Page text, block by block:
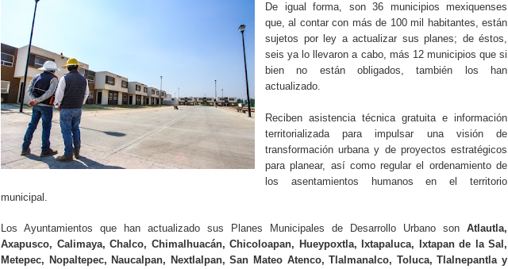
De igual forma, son 36 municipios mexiquenses
que, al contar con más de 100 mil habitantes, están
sujetos por ley a actualizar sus planes; de éstos,
seis ya lo llevaron a cabo, más 12 municipios que si
bien no están obligados, también los han
actualizado.
Reciben asistencia técnica gratuita e información
territorializada para impulsar una visión de
transformación urbana y de proyectos estratégicos
para planear, así como regular el ordenamiento de
los asentamientos humanos en el territorio
municipal.
Los Ayuntamientos que han actualizado sus Planes Municipales de Desarrollo Urbano son Atlautla,
Axapusco, Calimaya, Chalco, Chimalhuacán, Chicoloapan, Hueypoxtla, Ixtapaluca, Ixtapan de la Sal,
Metepec, Nopaltepec, Naucalpan, Nextlalpan, San Mateo Atenco, Tlalmanalco, Toluca, Tlalnepantla y